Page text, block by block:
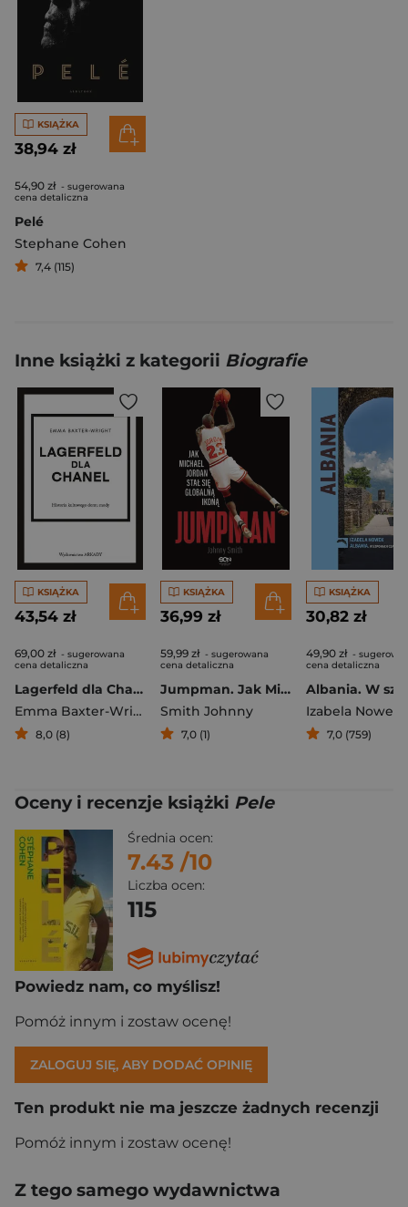
KSIĄŻKA
38,94 zł
54,90 zł - sugerowana
cena detaliczna
Pelé
Stephane Cohen
7,4 (115)
Inne książki z kategorii Biografie
KSIĄŻKA
43,54 zł
69,00 zł - sugerowana
cena detaliczna
Lagerfeld dla Chanel. Historia kultowego domu mody
Emma Baxter-Wright
8,0 (8)
KSIĄŻKA
36,99 zł
59,99 zł - sugerowana
cena detaliczna
Jumpman. Jak Michael Jordan stał się globalną ikoną
Smith Johnny
7,0 (1)
KSIĄŻKA
30,82 zł
49,90 zł -
cena detaliczna
Izabela Nowek
7,0 (759)
Oceny i recenzje książki Pele
Średnia ocen:
7.43 /10
Liczba ocen:
115
Powiedz nam, co myślisz!
Pomóż innym i zostaw ocenę!
ZALOGUJ SIĘ, ABY DODAĆ OPINIĘ
Ten produkt nie ma jeszcze żadnych recenzji
Pomóż innym i zostaw ocenę!
Z tego samego wydawnictwa